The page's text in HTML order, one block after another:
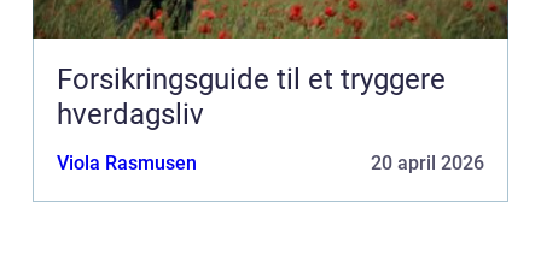
Forsikringsguide til et tryggere
hverdagsliv
Viola Rasmusen 20 april 2026